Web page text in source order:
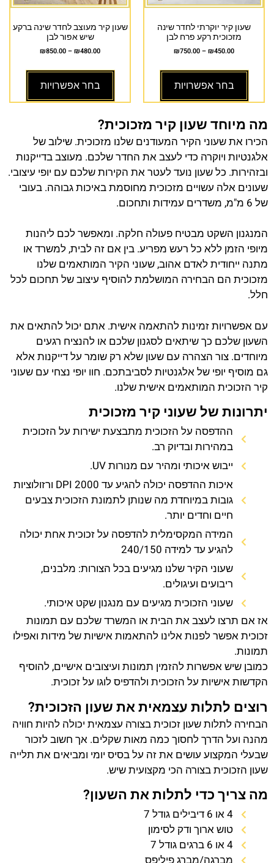
שעון קיר יוקרתי לחדר שינה
מזכוכית רקע פרח לבן
₪450.00
–
₪750.00
בחר אפשרויות
שעון קיר מעוצב לחדר שינה ברקע
שיש אפור לבן
₪480.00
–
₪850.00
בחר אפשרויות
מה מיוחד שעון קיר מזכוכית?
הכירו את שעוני הקיר המעודנים שלנו מזכוכית. שילוב של
אלגנטיות ויוקרה כדי לעצב את החדר שלכם. מעוצב בדייקנות
ובזהירות. כל שעון נועד לעטר את הקירות שלכם עם יופי עיצובי.
שעונים אלה עשויים מזכוכית מחוסמת באיכות גבוהה. בעובי
של 6 מ"מ, משדרים עמידות ותחכום.
המנגנון השקט מבטיח פעולה חלקה. ומאפשר לכם ליהנות
מיופי הזמן ללא כל רעש מפריע. בין אם זה לבית, למשרד או
מתנה ייחודית לאדם אהוב, שעוני הקיר המותאמים שלנו
מזכוכית הם הבחירה המושלמת להוסיף עיצוב של תחכום לכל
חלל.
עם אפשרויות זמינות להתאמה אישית. אתם יכול להתאים את
השעון שלכם כך שיתאים לסגנון שלכם או להנציח רגעים
מיוחדים. צור הצהרה עם שעון שלא רק שומר על דייקנות אלא
גם מוסיף יופי של אלגנטיות לסביבתכם. חוו יופי נצחי עם שעוני
קיר הזכוכית המותאמים אישית שלנו.
יתרונות של שעוני קיר מזכוכית
ההדפסה על הזכוכית מתבצעת ישירות על הזכוכית
במהירות ובדיוק רב.
ייבוש איכותי ומהיר עם מנורות UV.
איכות ההדפסה יכולה להגיע עד 2000 DPI ורזולוציות
גובות במיוחדת מה שנותן לתמונת הזכוכית צבעים
חיים וחדים יותר.
המידה המקסימלית להדפסה על זכוכית אחת יכולה
להגיע עד למידה 240/150
שעוני הקיר שלנו מגיעים בכל הצורות: מלבנים,
ריבועים ועיגולים.
שעוני הזכוכית מגיעים עם מנגנון שקט איכותי.
אז אם תרצו לעצב את הבית או המשרד שלכם עם תמונות
זכוכית אפשר לפנות אלינו להתאמות אישיות של מידות ואפילו
תמונות.
כמובן שיש אפשרות להזמין תמונות ועיצובים אישיים, להוסיף
הקדשות אישיות על הזכוכית ולהדפיס לוגו על זכוכית.
רוצים לתלות עצמאית את שעון הזכוכית?
הבחירה לתלות שעון זכוכית בצורה עצמאית יכולה להיות חוויה
מהנה ועל הדרך לחסוך כמה מאות שקלים. אך חשוב לזכור
שבעלי המקצוע עושים את זה על בסיס יומי ומביאים את תלייה
שעון הזכוכית בצורה הכי מקצועית שיש.
מה צריך כדי לתלות את השעון?
4 או 6 דיבילים גודל 7
טוש ארוך ודק לסימון
4 או 6 ברגים גודל 7